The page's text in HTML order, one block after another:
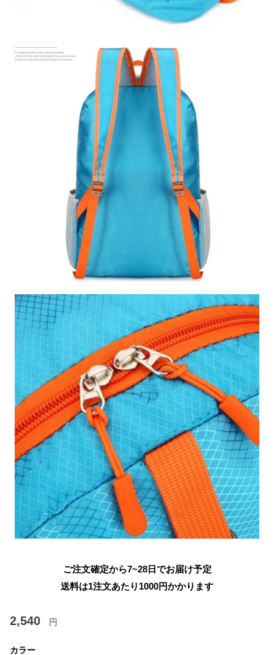
ご注文確定から7~28日でお届け予定
送料は1注文あたり 1000円かかります
2,540 円
カラー